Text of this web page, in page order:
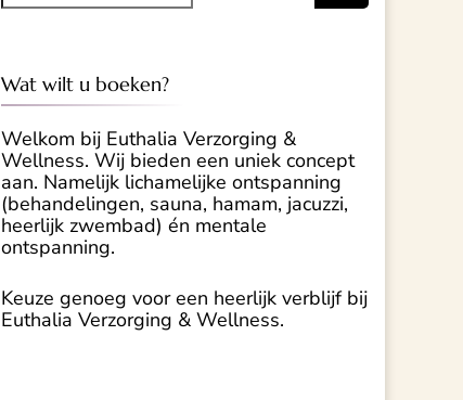
Wat wilt u boeken?
Welkom bij Euthalia Verzorging &
Wellness. Wij bieden een uniek concept
aan. Namelijk lichamelijke ontspanning
(behandelingen, sauna, hamam, jacuzzi,
heerlijk zwembad) én mentale
ontspanning.
Keuze genoeg voor een heerlijk verblijf bij
Euthalia Verzorging & Wellness.